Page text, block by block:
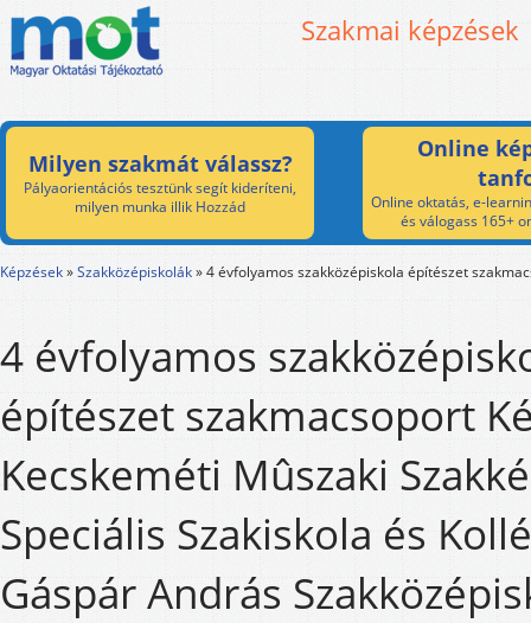
Szakmai képzések
Milyen szakmát válassz?
Pályaorientációs tesztünk segít kideríteni,
milyen munka illik Hozzád
Online
Online oktatás, e-
és válogass 165+
Képzések»Szakközépiskolák»4 évfolyamos szakközépiskola építészet
4 évfolyamos
építészet szakmacsoport
Kecskeméti Mûszaki
Speciális Szakiskola és
Gáspár András